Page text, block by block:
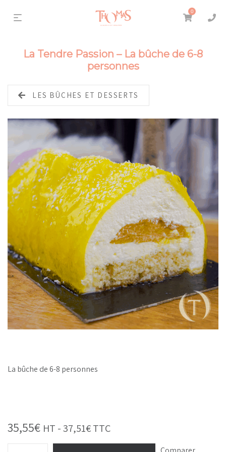
0
La Tendre Passion – La bûche de 6-8
personnes
LES BÛCHES ET DESSERTS
La bûche de 6-8 personnes
35,55€ HT -37,51€TTC